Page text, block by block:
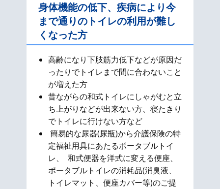
身体機能の低下、疾病により今
まで通りのトイレの利用が難し
くなった方
高齢になり下肢筋力低下などが原因だ
ったりでトイレまで間に合わないこと
が増えた方
昔ながらの和式​トイレにしゃがむと立
ち上がりなどが出来ない方、寝たきり
でトイレに行けない方など
簡易的な尿器(尿瓶)から介護保険の特
定福祉用具にあたるポータブルトイ
レ、 和式便器を洋式に変える便座、​
ポータブルトイレの消耗品(消臭液、
トイレマット、便座カバー等)のご提